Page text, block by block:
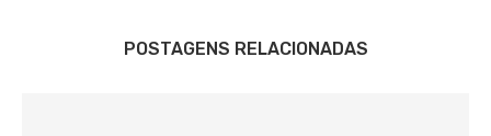
POSTAGENS RELACIONADAS